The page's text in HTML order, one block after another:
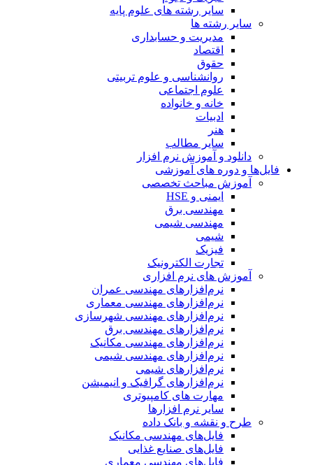
سایر رشته های علوم پایه
سایر رشته ها
مدیریت و حسابداری
اقتصاد
حقوق
روانشناسی و علوم تربیتی
علوم اجتماعی
خانه و خانواده
ادبیات
هنر
سایر مطالب
دانلود و آموزش نرم افزار
فایل‌ها و دوره های آموزشی
آموزش مباحث تخصصی
ایمنی و HSE
مهندسی برق
مهندسی شیمی
شیمی
فیزیک
تجارت الکترونیک
آموزش های نرم افزاری
نرم‌افزارهای مهندسی عمران
نرم‌افزارهای مهندسی معماری
نرم‌افزارهای مهندسی شهرسازی
نرم‌افزارهای مهندسی برق
نرم‌افزارهای مهندسی مکانیک
نرم‌افزارهای مهندسی شیمی
نرم‌افزارهای شیمی
نرم‌افزارهای گرافیک و انیمیشن
مهارت های کامپیوتری
سایر نرم افزارها
طرح و نقشه و بانک داده
فایل‌های مهندسی مکانیک
فایل‌های صنایع غذایی
فایل‌های مهندسی معماری